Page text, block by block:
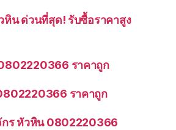
หิน ด่วนที่สุด! รับซื้อราคาสูง
ราคาถูก
ราคาถูก
กร หัวหิน 0802220366